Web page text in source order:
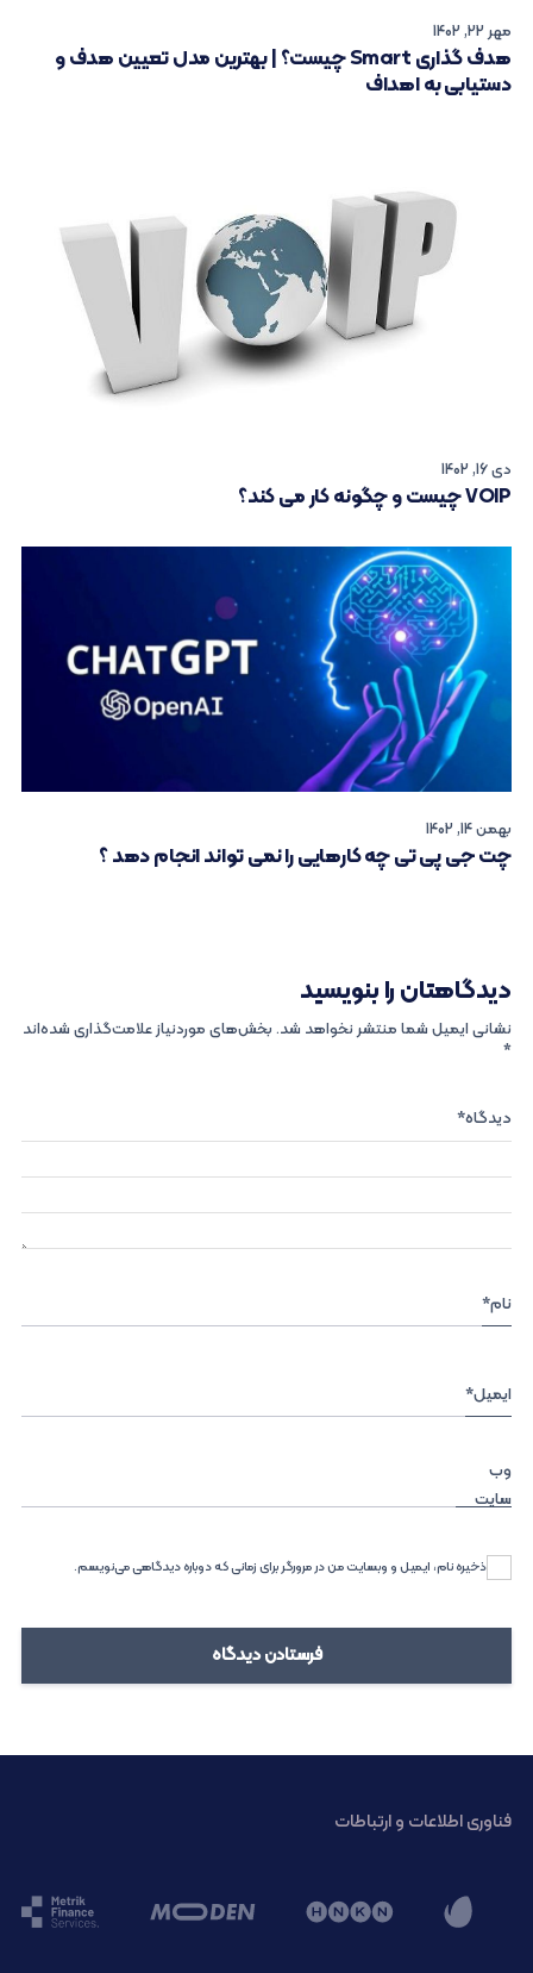
مهر 22, 1402
هدف گذاری Smart چیست؟ | بهترین مدل تعیین هدف و
دستیابی به اهداف
دی 16, 1402
VOIP چیست و چگونه کار می کند؟
بهمن 14, 1402
چت جی پی تی چه کارهایی را نمی تواند انجام دهد ؟
دیدگاهتان را بنویسید
نشانی ایمیل شما منتشر نخواهد شد. بخش‌های موردنیاز علامت‌گذاری شده‌اند
*
دیدگاه*
نام*
ایمیل*
وب‌
سایت
ذخیره نام، ایمیل و وبسایت من در مرورگر برای زمانی که دوباره دیدگاهی می‌نویسم.
فناوری اطلاعات و ارتباطات